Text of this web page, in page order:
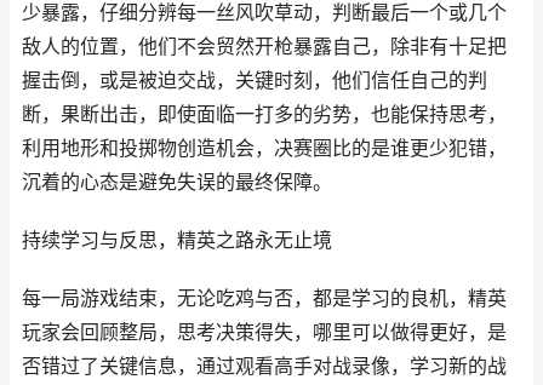
少暴露，仔细分辨每一丝风吹草动，判断最后一个或几个
敌人的位置，他们不会贸然开枪暴露自己，除非有十足把
握击倒，或是被迫交战，关键时刻，他们信任自己的判
断，果断出击，即使面临一打多的劣势，也能保持思考，
利用地形和投掷物创造机会，决赛圈比的是谁更少犯错，
沉着的心态是避免失误的最终保障。
持续学习与反思，精英之路永无止境
每一局游戏结束，无论吃鸡与否，都是学习的良机，精英
玩家会回顾整局，思考决策得失，哪里可以做得更好，是
否错过了关键信息，通过观看高手对战录像，学习新的战